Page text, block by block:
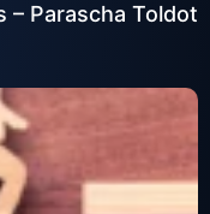
Parascha Toldot